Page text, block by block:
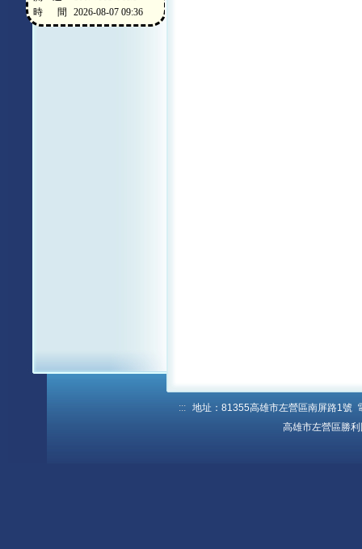
:::
地址：81355高雄市左營區南屏路1號
高雄市左營區勝